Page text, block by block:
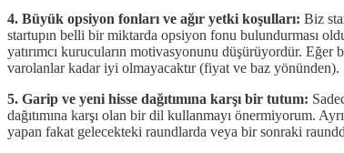
4. Büyük opsiyon fonları ve ağır yetki koşulları: Biz
startupın belli bir miktarda opsiyon fonu bulundurması
yatırımcı kurucuların motivasyonunu düşürüyordür.
varolanlar kadar iyi olmayacaktır (fiyat ve baz yönünden).
5. Garip ve yeni hisse dağıtımına karşı bir tutum:
dağıtımına karşı olan bir dil kullanmayı önermiyorum.
yapan fakat gelecekteki raundlarda veya bir sonraki